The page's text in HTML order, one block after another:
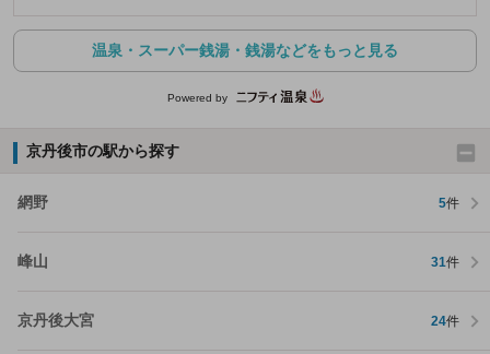
温泉・スーパー銭湯・銭湯などをもっと見る
Powered by
京丹後市の駅から探す
網野 5件
峰山 31件
京丹後大宮 24件